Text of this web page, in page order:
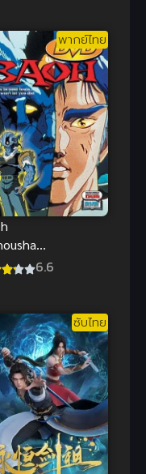
พากย์ไทย
ย์บาโอ
เดือด
6.6
ซับไทย